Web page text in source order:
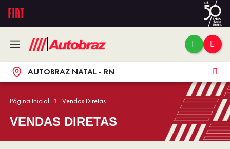
AUTOBRAZ NATAL - RN
Página Inicial Vendas Diretas
VENDAS DIRETAS